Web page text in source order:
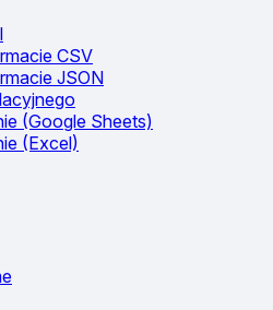
CSV
JSON
(Google Sheets)
(Excel)